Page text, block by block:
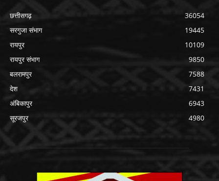
छत्तीसगढ़
36054
सरगुजा संभाग
19445
रायपुर
10109
रायपुर संभाग
9850
बलरामपुर
7588
देश
7431
अंबिकापुर
6943
सूरजपुर
4980